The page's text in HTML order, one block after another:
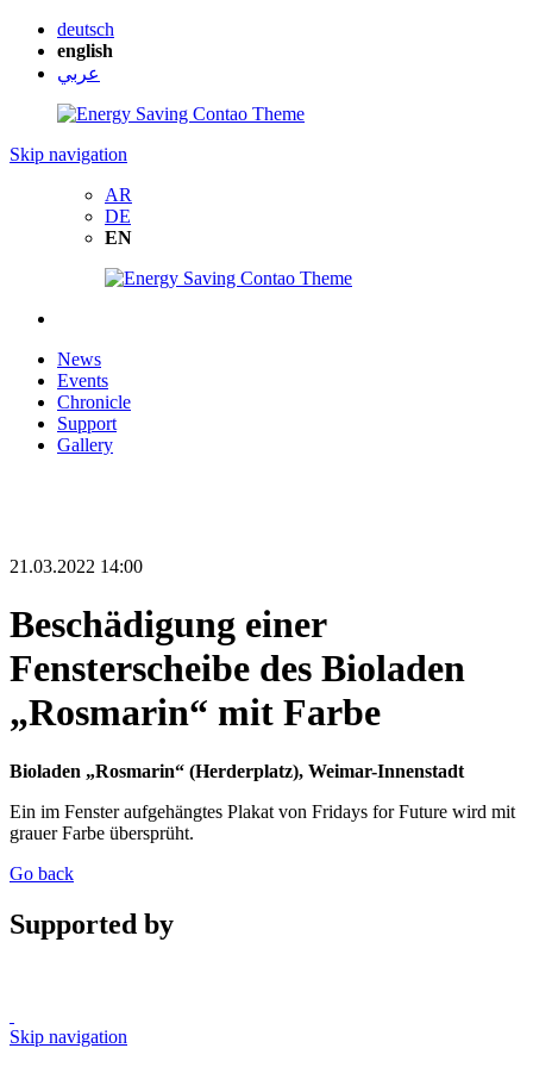
deutsch
english
عربي
Skip navigation
AR
DE
EN
News
Events
Chronicle
Support
Gallery
21.03.2022 14:00
Beschädigung einer
Fensterscheibe des Bioladen
„Rosmarin“ mit Farbe
Bioladen „Rosmarin“ (Herderplatz), Weimar-Innenstadt
Ein im Fenster aufgehängtes Plakat von Fridays for Future wird mit
grauer Farbe übersprüht.
Go back
Supported by
Skip navigation